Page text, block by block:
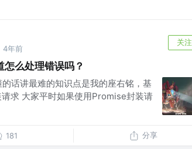
4年前
关注
么处理错误吗？
话讲最难的知识点是我的座右铭，基
求 大家平时如果使用Promise封装请
181 分享